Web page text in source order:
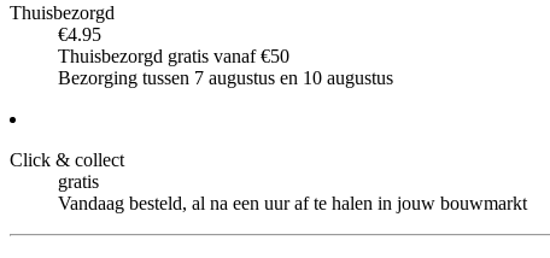
Thuisbezorgd
€4.95
Thuisbezorgd gratis vanaf €50
Bezorging tussen 7 augustus en 10 augustus
Click & collect
gratis
Vandaag besteld, al na een uur af te halen in jouw bouwmarkt